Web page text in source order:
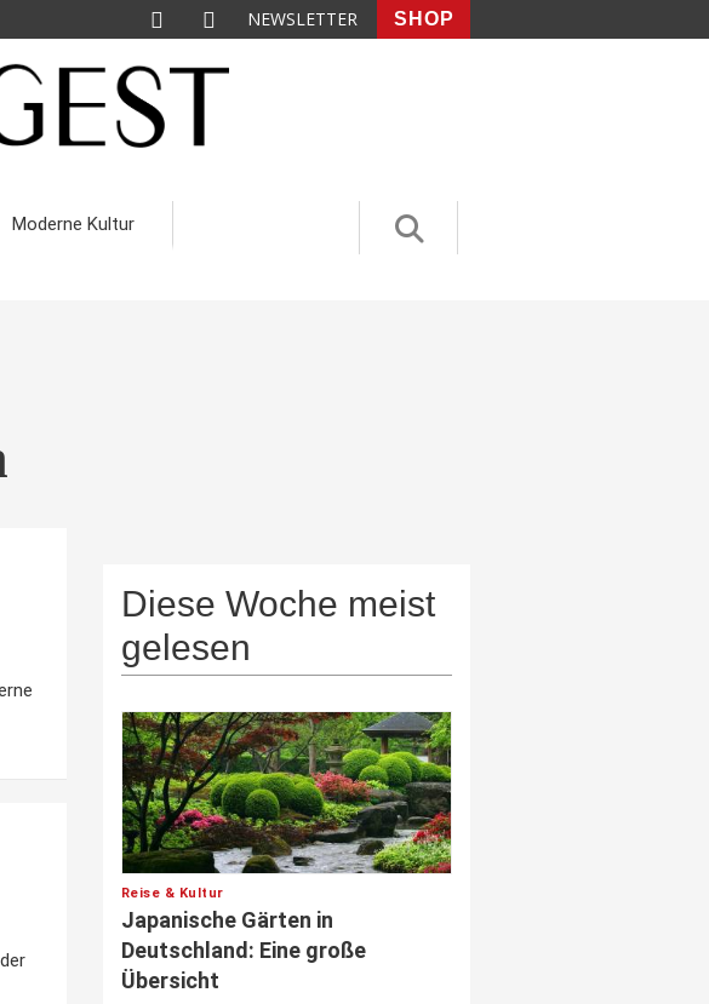
NEWSLETTER SHOP
Moderne Kultur
Diese Woche meist
gelesen
Reise & Kultur
Japanische Gärten in
Deutschland: Eine große
Übersicht